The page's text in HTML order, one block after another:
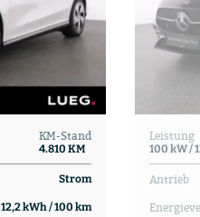
KM-Stand
4.810 KM
Strom
12,2 kWh / 100 km
Leistung
100 kW /
Antrieb